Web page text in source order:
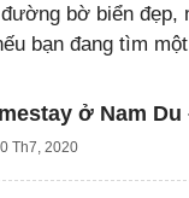
bờ biển đẹp,
bạn đang tìm
ở Nam Du
Th7, 2020